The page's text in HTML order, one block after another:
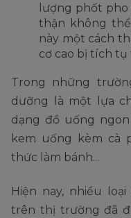
lượng phốt pho
thận không
này một cách
cơ cao bị tích
Trong những
dưỡng là một lựa
dạng đồ uống
kem uống kèm cà
thức làm bánh...
Hiện nay, nhiều
trên thị trường đã